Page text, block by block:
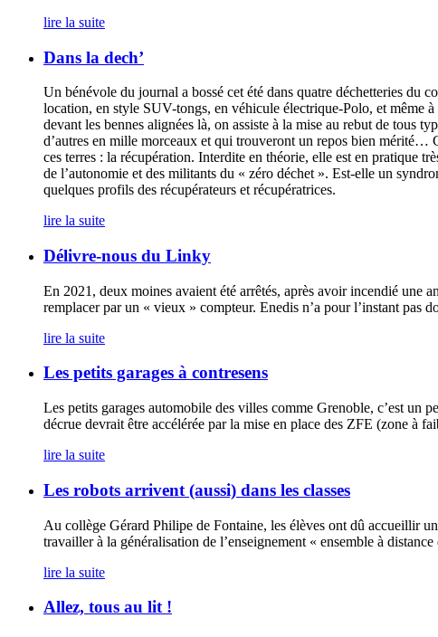
lire la suite
Dans la dech’
Un bénévole du journal a bossé cet été dans quatre déchetteries du
location, en style SUV-tongs, en véhicule électrique-Polo, et même
devant les bennes alignées là, on assiste à la mise au rebut de tous
d’autres en mille morceaux et qui trouveront un repos bien mérité…
ces terres : la récupération. Interdite en théorie, elle est en pratique
de l’autonomie et des militants du « zéro déchet ». Est-elle un
quelques profils des récupérateurs et récupératrices.
lire la suite
Délivre-nous du Linky
En 2021, deux moines avaient été arrêtés, après avoir incendié une
remplacer par un « vieux » compteur. Enedis n’a pour l’instant pas
lire la suite
Les petits garages à contresens
Les petits garages automobile des villes comme Grenoble, c’est un
décrue devrait être accélérée par la mise en place des ZFE (zone à
lire la suite
Les robots arrivent (aussi) dans les classes
Au collège Gérard Philipe de Fontaine, les élèves ont dû accueillir
travailler à la généralisation de l’enseignement « ensemble à
lire la suite
Allez, tous au lit !